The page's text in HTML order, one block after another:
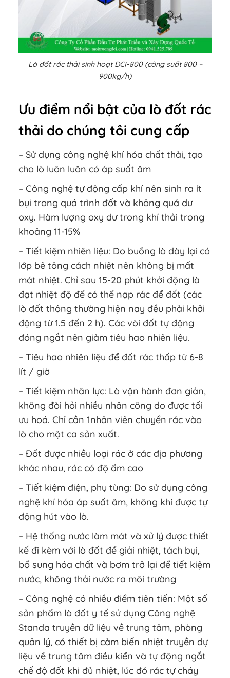
Lò đốt rác thải sinh hoạt DCI-800 (công suất 800 –
900kg/h)
Ưu điểm nổi bật của lò đốt rác
thải do chúng tôi cung cấp
– Sử dụng công nghệ khí hóa chất thải, tạo
cho lò luôn luôn có áp suất âm
– Công nghệ tự động cấp khí nên sinh ra ít
bụi trong quá trình đốt và không quá dư
oxy. Hàm lượng oxy dư trong khí thải trong
khoảng 11-15%
– Tiết kiệm nhiên liệu: Do buồng lò dày lại có
lớp bê tông cách nhiệt nên không bị mất
mát nhiệt. Chỉ sau 15-20 phút khởi động là
đạt nhiệt độ để có thể nạp rác để đốt (các
lò đốt thông thường hiện nay đều phải khởi
động từ 1.5 đến 2 h). Các vòi đốt tự động
đóng ngắt nên giảm tiêu hao nhiên liệu.
– Tiêu hao nhiên liệu để đốt rác thấp từ 6-8
lít / giờ
– Tiết kiệm nhân lực: Lò vận hành đơn giản,
không đòi hỏi nhiều nhân công do được tối
ưu hoá. Chỉ cần 1nhân viên chuyển rác vào
lò cho một ca sản xuất.
– Đốt được nhiều loại rác ở các địa phương
khác nhau, rác có độ ẩm cao
– Tiết kiệm điện, phụ tùng: Do sử dụng công
nghệ khí hóa áp suất âm, không khí được tự
động hút vào lò.
– Hệ thống nước làm mát và xử lý được thiết
kế đi kèm với lò đốt để giải nhiệt, tách bụi,
bổ sung hóa chất và bơm trở lại để tiết kiệm
nước, không thải nước ra môi trường
– Công nghệ có nhiều điểm tiên tiến: Một số
sản phẩm lò đốt y tế sử dụng Công nghệ
Standa truyền dữ liệu về trung tâm, phòng
quản lý, có thiết bị cảm biến nhiệt truyền dự
liệu về trung tâm điều kiển và tự động ngắt
chế độ đốt khi đủ nhiệt, lúc đó rác tự cháy